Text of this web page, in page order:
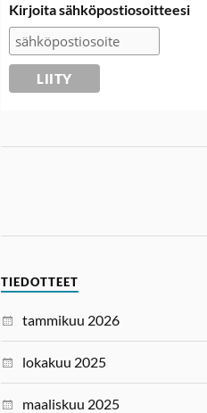
Kirjoita sähköpostiosoitteesi
TIEDOTTEET
tammikuu 2026
lokakuu 2025
maaliskuu 2025